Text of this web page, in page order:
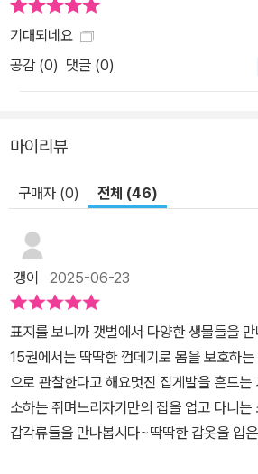
기대되네요
공감 (0) 댓글 (0)
마이리뷰
구매자 (0) 전체 (46)
갱이 2025-06-23
표지를 보니까 갯벌에서 다양한 생물들을
15권에서는 딱딱한 껍데기로 몸을 보호하
으로 관찰한다고 해요​멋진 집게발을 흔드는
소하는 쥐며느리자기만의 집을 업고 다니는
갑각류들을 만나봅시다~딱딱한 갑옷을 입